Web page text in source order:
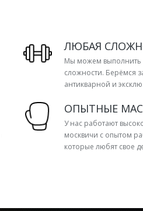
ЛЮБАЯ
Мы можем выполнить
сложности. Берёмся
антикварной и
ОПЫТНЫЕ
У нас работают
москвичи с опытом
которые любят свое